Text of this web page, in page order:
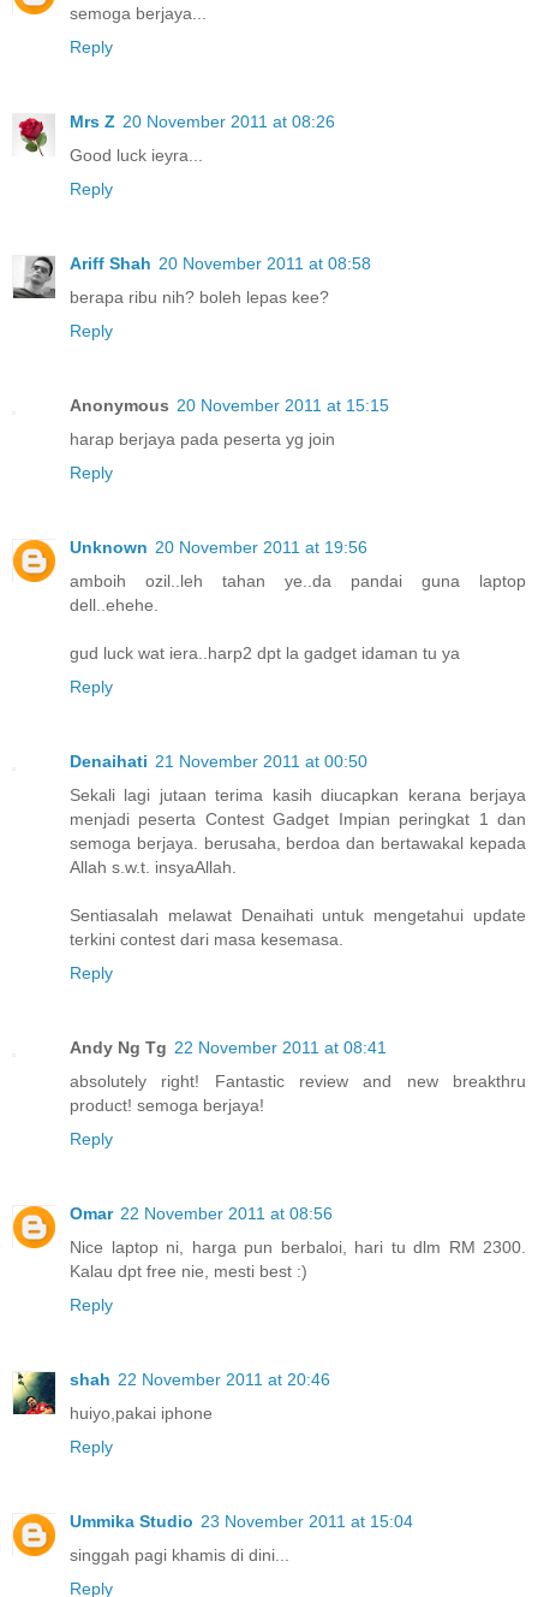
semoga berjaya...
Reply
Mrs Z 20 November 2011 at 08:26
Good luck ieyra...
Reply
Ariff Shah 20 November 2011 at 08:58
berapa ribu nih? boleh lepas kee?
Reply
Anonymous 20 November 2011 at 15:15
harap berjaya pada peserta yg join
Reply
Unknown 20 November 2011 at 19:56
amboih ozil..leh tahan ye..da pandai guna laptop
dell..ehehe.
gud luck wat iera..harp2 dpt la gadget idaman tu ya
Reply
Denaihati 21 November 2011 at 00:50
Sekali lagi jutaan terima kasih diucapkan kerana berjaya
menjadi peserta Contest Gadget Impian peringkat 1 dan
semoga berjaya. berusaha, berdoa dan bertawakal kepada
Allah s.w.t. insyaAllah.
Sentiasalah melawat Denaihati untuk mengetahui update
terkini contest dari masa kesemasa.
Reply
Andy Ng Tg 22 November 2011 at 08:41
absolutely right! Fantastic review and new breakthru
product! semoga berjaya!
Reply
Omar 22 November 2011 at 08:56
Nice laptop ni, harga pun berbaloi, hari tu dlm RM 2300.
Kalau dpt free nie, mesti best :)
Reply
shah 22 November 2011 at 20:46
huiyo,pakai iphone
Reply
Ummika Studio 23 November 2011 at 15:04
singgah pagi khamis di dini...
Reply